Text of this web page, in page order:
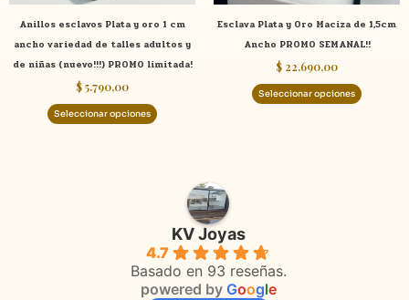
Anillos esclavos Plata y oro 1 cm
ancho variedad de talles adultos y
de niñas (nuevo!!!) PROMO limitada!
$5.790,00
Seleccionar opciones
elegir
en
la
página
producto
Esclava Plata y Oro Maciza de 1,5cm
Ancho PROMO SEMANAL!!
$ 22.690,00
Seleccionar opciones
elegir
en
la
de
KV Joyas
4.7
Basado en 93 reseñas.
powered by Google